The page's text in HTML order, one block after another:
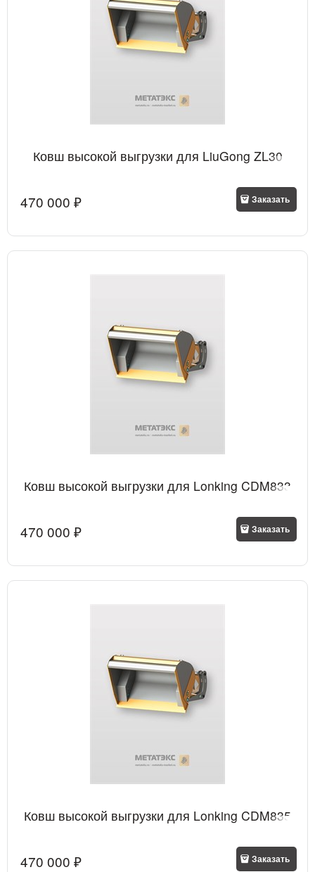
Ковш высокой выгрузки для LiuGong ZL30
470 000 ₽ Заказать
Ковш высокой выгрузки для Lonking CDM833
470 000 ₽ Заказать
Ковш высокой выгрузки для Lonking CDM835
470 000 ₽ Заказать